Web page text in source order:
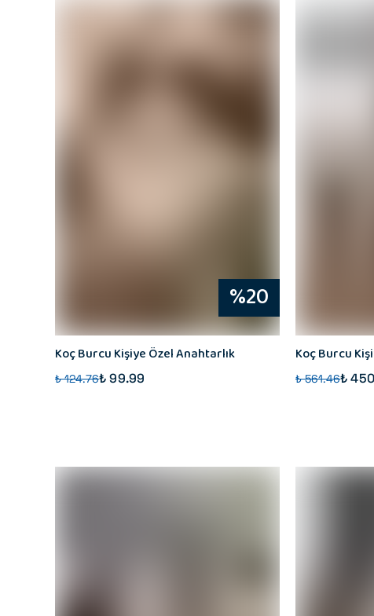
%20
Koç Burcu Kişiye Özel Anahtarlık
₺ 124.76₺ 99.99
Koç Burcu
₺ 561.46₺